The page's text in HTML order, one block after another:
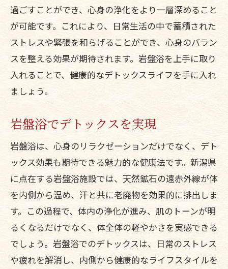
過ごすことができ、心身の浄化をより一層深めること
が可能です。これにより、日常生活の中で蓄積された
ストレスや緊張を和らげることができ、心身のバラン
スを整える効果が期待されます。岩盤浴を上手に取り
入れることで、健康的なデトックスライフを手に入れ
ましょう。
岩盤浴でデトックスを実現
岩盤浴は、心身のリラクゼーションだけでなく、デト
ックス効果も期待できる魅力的な健康法です。新潟県
に点在する岩盤浴施設では、天然鉱石の遠赤外線が体
を内側から温め、汗と共に老廃物を効果的に排出しま
す。この過程で、体内の浄化が進み、肌のトーンが明
るくなるだけでなく、体全体の軽やかさを実感できる
でしょう。岩盤浴でのデトックスは、日常のストレス
や疲れを解消し、内側から健康的なライフスタイルを